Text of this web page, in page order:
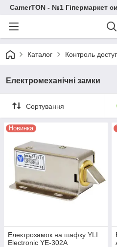
CamerTON - №1 Гіпермаркет
Каталог Контроль
Електромеханічні замки
Сортування
Новинка
Електрозамок на шафку YLI
Electronic YE-302A